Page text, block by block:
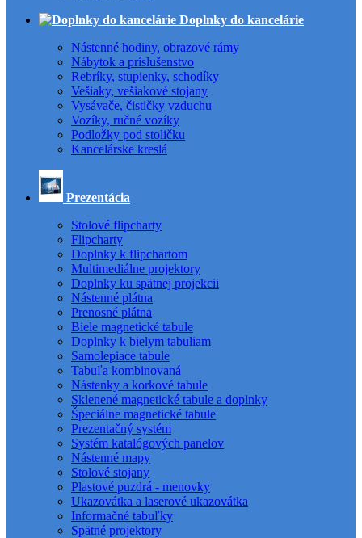
Doplnky do kancelárie
Nástenné hodiny, obrazové rámy
Nábytok a príslušenstvo
Rebríky, stupienky, schodíky
Vešiaky, vešiakové stojany
Vysávače, čističky vzduchu
Vozíky, ručné vozíky
Podložky pod stoličku
Kancelárske kreslá
Prezentácia
Stolové flipcharty
Flipcharty
Doplnky k flipchartom
Multimediálne projektory
Doplnky ku spätnej projekcii
Nástenné plátna
Prenosné plátna
Biele magnetické tabule
Doplnky k bielym tabuliam
Samolepiace tabule
Tabuľa kombinovaná
Nástenky a korkové tabule
Sklenené magnetické tabule a doplnky
Špeciálne magnetické tabule
Prezentačný systém
Systém katalógových panelov
Nástenné mapy
Stolové stojany
Plastové puzdrá - menovky
Ukazovátka a laserové ukazovátka
Informačné tabuľky
Spätné projektory